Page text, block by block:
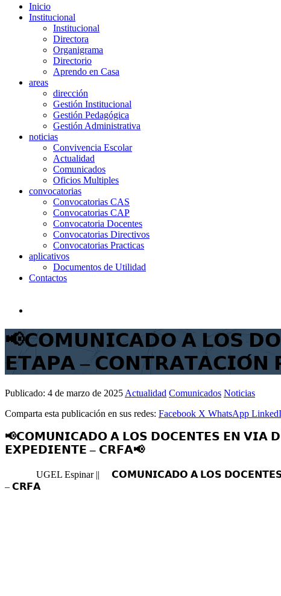
Inicio
Institucional
Institucional
Directora
Organigrama
Directorio
Aprendo en Casa
areas
dirección
Gestión Institucional
Gestión Pedagógica
Gestión Administrativa
noticias
Convivencia Escolar
Actualidad
Comunicados
Oficios Multiples
convocatorias
Convocatorias CAS
Convocatorias CAP
Convocatoria Docentes
Convocatorias Directivos
Convocatorias Practicas
aplicativos
Documentos de Utilidad
Contactos
📢𝗖𝗢𝗠𝗨𝗡𝗜𝗖𝗔𝗗𝗢 𝗔 𝗟𝗢𝗦
𝗘𝗧𝗔𝗣𝗔 – 𝗖𝗢𝗡𝗧𝗥𝗔𝗧𝗔𝗖𝗜𝗢́𝗡
Publicado: 4 de marzo de 2025 Actualidad Comunicados Noticias
Comparta esta publicación en sus redes: Facebook X WhatsApp
📢𝗖𝗢𝗠𝗨𝗡𝗜𝗖𝗔𝗗𝗢 𝗔 𝗟𝗢𝗦 𝗗𝗢𝗖𝗘𝗡𝗧𝗘𝗦 𝗘𝗡 𝗩𝗜𝗔
𝗘𝗫𝗣𝗘𝗗𝗜𝗘𝗡𝗧𝗘 – 𝗖𝗥𝗙𝗔📢
UGEL Espinar ||
𝗖𝗢𝗠𝗨𝗡𝗜𝗖𝗔𝗗𝗢 𝗔 𝗟𝗢𝗦 𝗗𝗢𝗖𝗘𝗡𝗧𝗘𝗦
– 𝗖𝗥𝗙𝗔